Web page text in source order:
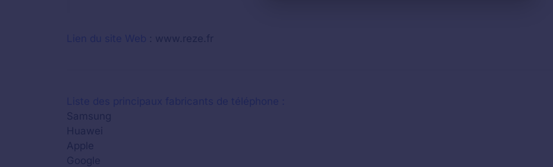
: www.reze.fr
Samsung
Huawei
Apple
Google